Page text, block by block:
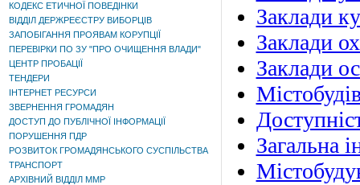
КОДЕКС ЕТИЧНОЇ ПОВЕДІНКИ
ВІДДІЛ ДЕРЖРЕЄСТРУ ВИБОРЦІВ
ЗАПОБІГАННЯ ПРОЯВАМ КОРУПЦІЇ
ПЕРЕВІРКИ ПО ЗУ "ПРО ОЧИЩЕННЯ ВЛАДИ"
ЦЕНТР ПРОБАЦІЇ
ТЕНДЕРИ
ІНТЕРНЕТ РЕСУРСИ
ЗВЕРНЕННЯ ГРОМАДЯН
ДОСТУП ДО ПУБЛІЧНОЇ ІНФОРМАЦІЇ
ПОРУШЕННЯ ПДР
РОЗВИТОК ГРОМАДЯНСЬКОГО СУСПІЛЬСТВА
ТРАНСПОРТ
АРХІВНИЙ ВІДДІЛ ММР
Заклади
Заклади
Заклади
Загальна